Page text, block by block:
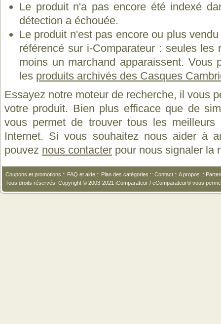
Le produit n'a pas encore été indexé
détection a échouée.
Le produit n'est pas encore ou plus
référencé sur i-Comparateur : seules les
moins un marchand apparaissent. Vous
les produits archivés des Casques
Essayez notre moteur de recherche, il vous
votre produit. Bien plus efficace que de
vous permet de trouver tous les
Internet. Si vous souhaitez nous aider à
pouvez nous contacter pour nous signaler la
Coupons et promotions :: FAQ et aide :: Plan des catégories :: Contact :: A propos ::
Tous droits réservés. Copyright © 2003-2021 iComparateur / eComparateur® vous